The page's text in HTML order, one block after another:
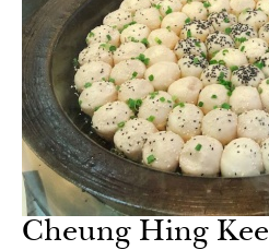
Cheung Hing Kee